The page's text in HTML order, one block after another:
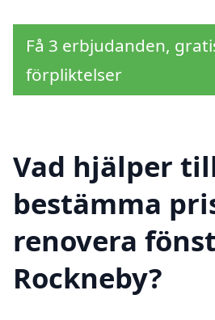
Få 3 erbjudanden,
förpliktelser
Vad hjälper
bestämma
renovera
Rockneby?